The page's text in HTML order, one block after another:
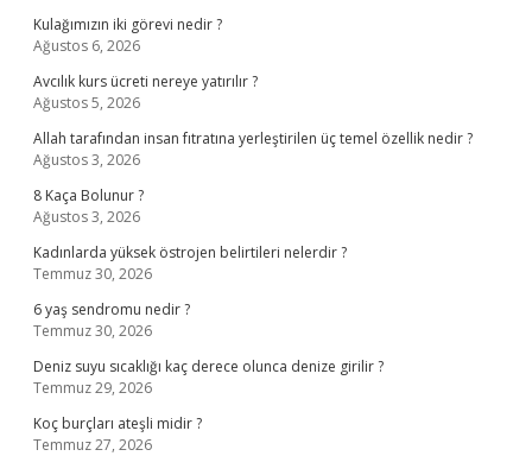
Kulağımızın iki görevi nedir ?
Ağustos 6, 2026
Avcılık kurs ücreti nereye yatırılır ?
Ağustos 5, 2026
Allah tarafından insan fıtratına yerleştirilen üç temel özellik nedir ?
Ağustos 3, 2026
8 Kaça Bolunur ?
Ağustos 3, 2026
Kadınlarda yüksek östrojen belirtileri nelerdir ?
Temmuz 30, 2026
6 yaş sendromu nedir ?
Temmuz 30, 2026
Deniz suyu sıcaklığı kaç derece olunca denize girilir ?
Temmuz 29, 2026
Koç burçları ateşli midir ?
Temmuz 27, 2026